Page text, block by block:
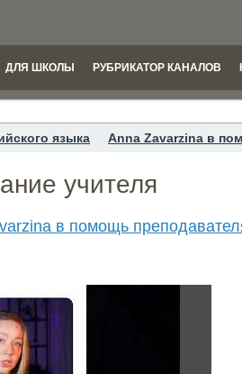
ДЛЯ ШКОЛЫ РУБРИКАТОР КАНАЛОВ
языка Anna Zavarzina в
учителя
в помощь